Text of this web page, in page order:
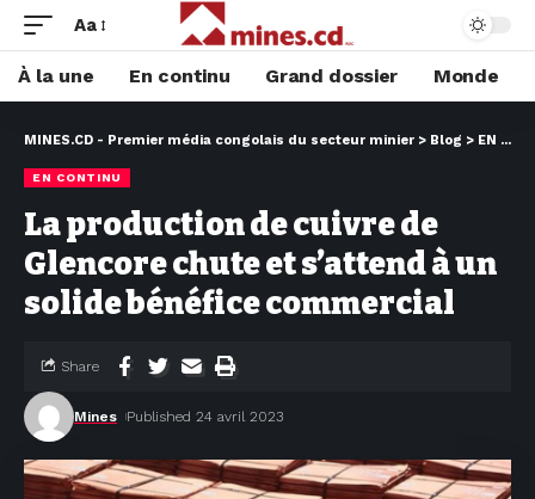
Aa
À la une En continu Grand dossier Monde
MINES.CD - Premier média congolais du secteur minier > Blog > EN CONTINU
EN CONTINU
La production de cuivre de
Glencore chute et s’attend à un
solide bénéfice commercial
Mines Published 24 avril 2023
Share